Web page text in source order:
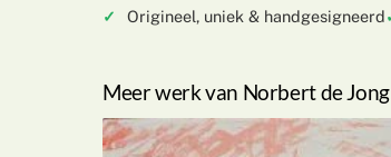
Origineel, uniek & handgesigneerd
Meer werk van Norbert de Jong